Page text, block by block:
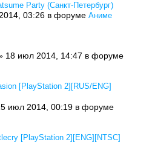
Party (Санкт-Петербург)
03:26 в форумеАниме
18 июл 2014, 14:47 в форуме
[PlayStation 2][RUS/ENG]
июл 2014, 00:19 в форуме
[PlayStation 2][ENG][NTSC]